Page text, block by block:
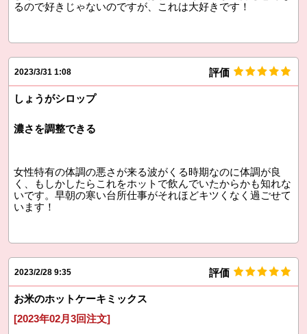
るので好きじゃないのですが、これは大好きです！
2023/3/31 1:08 評価
しょうがシロップ
濃さを調整できる
女性特有の体調の悪さが来る波がくる時期なのに体調が良
く、もしかしたらこれをホットで飲んでいたからかも知れな
いです。早朝の寒い台所仕事がそれほどキツくなく過ごせて
います！
2023/2/28 9:35 評価
お米のホットケーキミックス
[2023年02月3回注文]